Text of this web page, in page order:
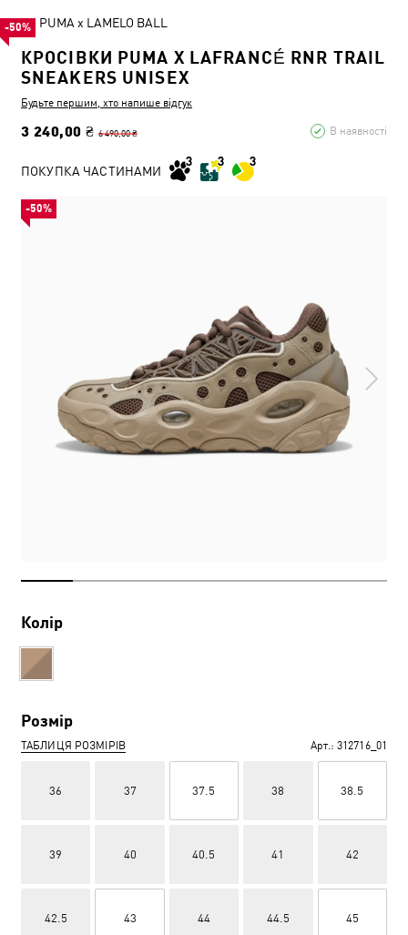
PUMA x LAMELO BALL
КРОСІВКИ PUMA X LAFRANCÉ RNR TRAIL
SNEAKERS UNISEX
Будьте першим, хто напише відгук
3 240,00 ₴ 6 490,00 ₴ В наявності
-50%
ПОКУПКА ЧАСТИНАМИ
Колір
Розмір
ТАБЛИЦЯ РОЗМІРІВ Арт.: 312716_01
36 37 37.5 38 38.5
39 40 40.5 41 42
42.5 43 44 44.5 45
-50%